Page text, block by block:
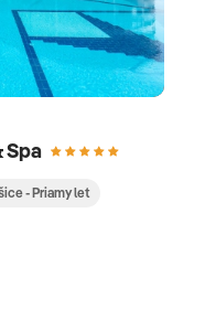
Spa
- Priamy let